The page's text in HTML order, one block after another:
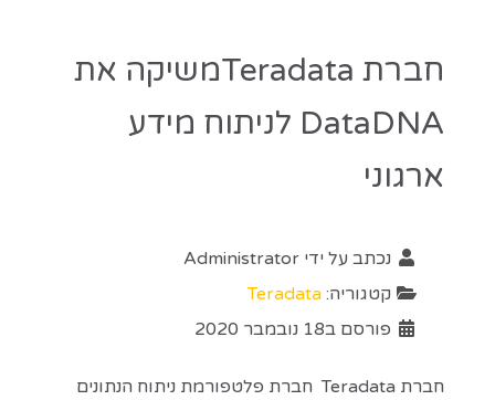
חברת Teradataמשיקה את
DataDNA לניתוח מידע
ארגוני
נכתב על ידי Administrator
קטגוריה: Teradata
פורסם ב18 נובמבר 2020
חברת Teradata חברת פלטפורמת ניתוח הנתונים